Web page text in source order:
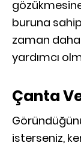
buruna
zaman
yardımcı
Çanta
isterseniz,